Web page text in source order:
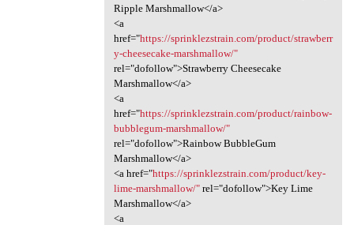
Ripple Marshmallow</a>
<a
href="https://sprinklezstrain.com/product/strawberr
y-cheesecake-marshmallow/"
rel="dofollow">Strawberry Cheesecake
Marshmallow</a>
<a
href="https://sprinklezstrain.com/product/rainbow-
bubblegum-marshmallow/"
rel="dofollow">Rainbow BubbleGum
Marshmallow</a>
<a href="https://sprinklezstrain.com/product/key-
lime-marshmallow/"rel="dofollow">Key Lime
Marshmallow</a>
<a